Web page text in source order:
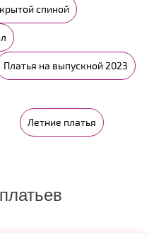
спиной
Платья на выпускной 2023
Летние платья